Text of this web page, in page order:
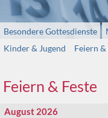
Besondere Gottesdienste
Kinder & Jugend
Feiern &
Feiern & Feste
August 2026